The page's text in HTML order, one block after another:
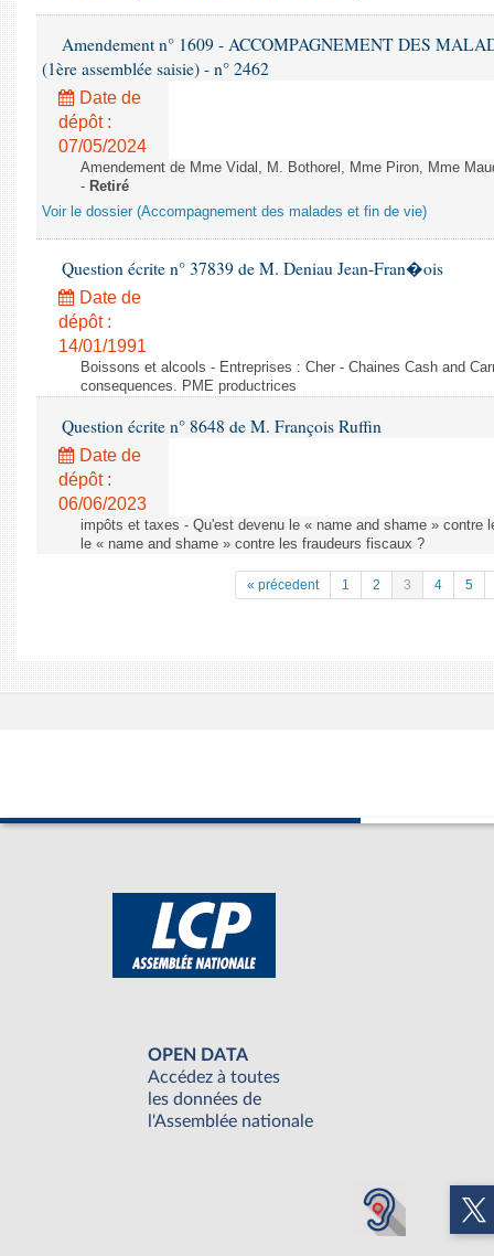
Amendement n° 1609 - ACCOMPAGNEMENT DES
(1ère assemblée saisie) - n° 2462
Date de
dépôt :
07/05/2024
Amendement de Mme Vidal, M. Bothorel, Mme Piron, Mme
- Retiré
Voir le dossier (Accompagnement des malades et fin de vie)
Question écrite n° 37839 de M. Deniau Jean-Fran�ois
Date de
dépôt :
14/01/1991
Boissons et alcools - Entreprises : Cher - Chaines Cash and
consequences. PME productrices
Question écrite n° 8648 de M. François Ruffin
Date de
dépôt :
06/06/2023
impôts et taxes - Qu'est devenu le « name and shame » contre
le « name and shame » contre les fraudeurs fiscaux ?
« précedent 1 2 3 4 5
OPEN DATA
Accédez à toutes
les données de
l'Assemblée nationale